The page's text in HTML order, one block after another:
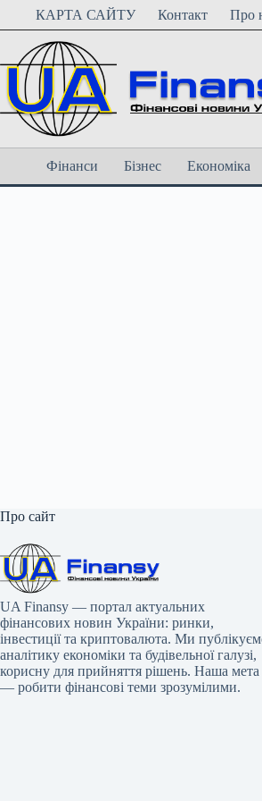
ПерейтиКАРТА САЙТУ Контакт Про
Фінанси Бізнес Економіка
Про сайт
UA Finansy — портал актуальних
фінансових новин України: ринки,
інвестиції та криптовалюта. Ми
аналітику економіки та будівельної галузі,
корисну для прийняття рішень. Наша мета
— робити фінансові теми зрозумілими.